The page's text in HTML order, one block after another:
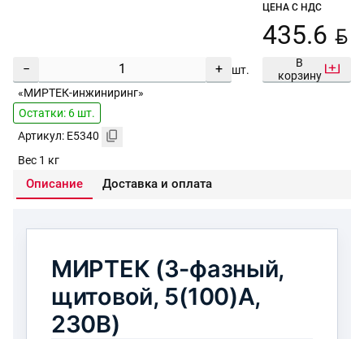
− + шт.
ЦЕНА С НДС
435.6 BYN
В
корзину
«МИРТЕК-инжиниринг»
Остатки: 6 шт.
Артикул: E5340
Вес 1 кг
Описание Доставка и оплата
МИРТЕК (3-фазный,
щитовой, 5(100)А,
230В)